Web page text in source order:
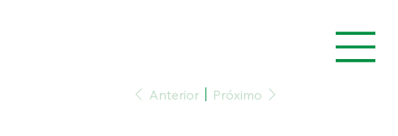
Anterior Próximo